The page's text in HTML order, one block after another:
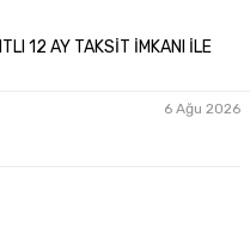
12 AY TAKSİT İMKANI İLE
6 Ağu 2026